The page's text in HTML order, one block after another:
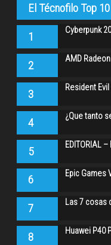
El Técnofilo Top 10
1 Cyberpunk
2 AMD
3 Resident
4 ¿Que tanto
5 EDITORIAL
6 Epic Games
7 Las 7 cosas
8 Huawei P40